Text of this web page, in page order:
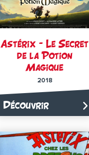
Astérix – Le Secret
de la Potion
Magique
2018
Découvrir